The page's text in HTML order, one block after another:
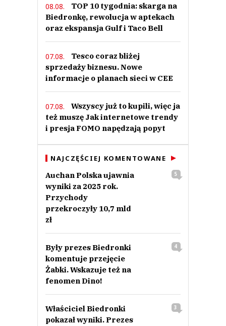
08.08.
TOP 10 tygodnia: skarga na
Biedronkę, rewolucja w aptekach
oraz ekspansja Gulf i Taco Bell
07.08.
Tesco coraz bliżej
sprzedaży biznesu. Nowe
informacje o planach sieci w CEE
07.08.
Wszyscy już to kupili, więc ja
też muszę Jak internetowe trendy
i presja FOMO napędzają popyt
NAJCZĘŚCIEJ KOMENTOWANE
Auchan Polska ujawnia
wyniki za 2025 rok.
Przychody
przekroczyły 10,7 mld
zł
5
Były prezes Biedronki
komentuje przejęcie
Żabki. Wskazuje też na
fenomen Dino!
4
Właściciel Biedronki
pokazał wyniki. Prezes
3